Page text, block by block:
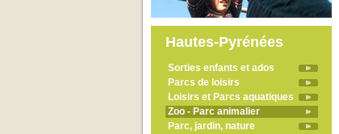
Hautes-Pyrénées
Sorties enfants et ados
Parcs de loisirs
Loisirs et Parcs aquatiques
Zoo - Parc animalier
Parc, jardin, nature